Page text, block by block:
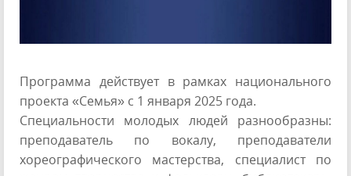
Программа действует в рамках национального
проекта «Семья» с 1 января 2025 года.
Специальности молодых людей разнообразны:
преподаватель по вокалу, преподаватели
хореографического мастерства, специалист по